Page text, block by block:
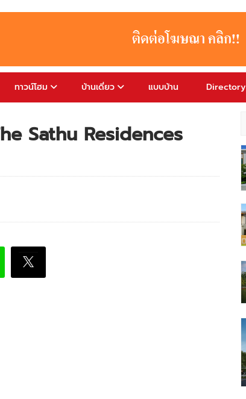
ทาวน์โฮม บ้านเดี่ยว แบบบ้าน Directory
Sathu Residences